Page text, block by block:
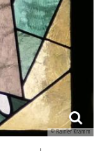
© Rainer Kramm